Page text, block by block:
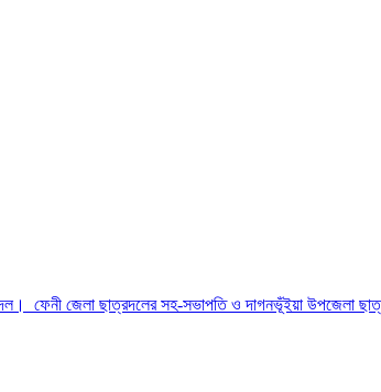
ফেনী জেলা ছাত্রদলের সহ-সভাপতি ও দাগনভূঁইয়া উপজেলা